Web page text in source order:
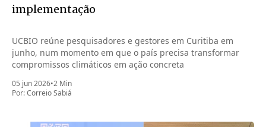
implementação
UCBIO reúne pesquisadores e gestores em Curitiba em
junho, num momento em que o país precisa transformar
compromissos climáticos em ação concreta
05 jun 2026•2 Min
Por:Correio Sabiá